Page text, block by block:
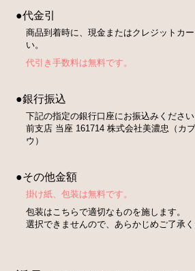
●代金引
商品到着時に、現金またはクレジットカ
い。
代引き手数料は無料です。
●銀行振込
下記の指定の銀行口座にお振込みくださ
前支店 当座 161714 株式会社美濃忠（カ
ウ）
●その他金額
掛け紙、包装は無料です。
包装はこちらで適切なものを施します。
選択できませんので、あらかじめご了承く